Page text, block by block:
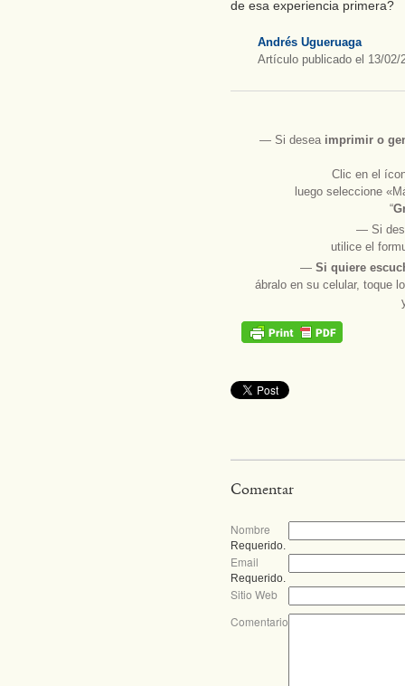
de esa experiencia primera?
Andrés Ugueruaga
Artículo publicado el 13/02/
― Si desea imprimir o
Clic en el
luego seleccione
“
― Si
utilice el
― Si quiere
ábralo en su celular, toque
Comentar
Nombre
Requerido.
Email
Requerido.
Sitio Web
Comentario